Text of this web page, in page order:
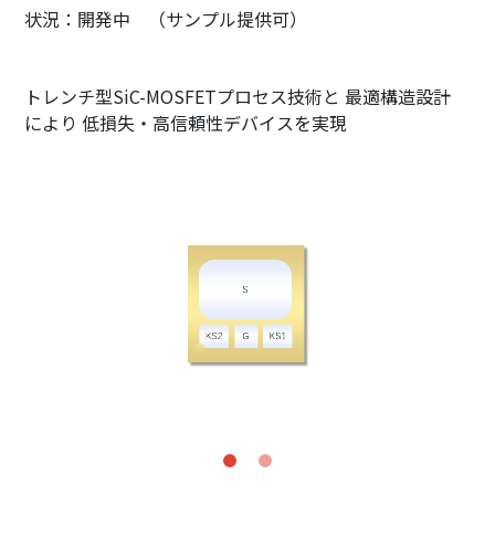
状況：開発中 （サンプル提供可）
トレンチ型SiC-MOSFETプロセス技術と 最適構造設計
により 低損失・高信頼性デバイスを実現